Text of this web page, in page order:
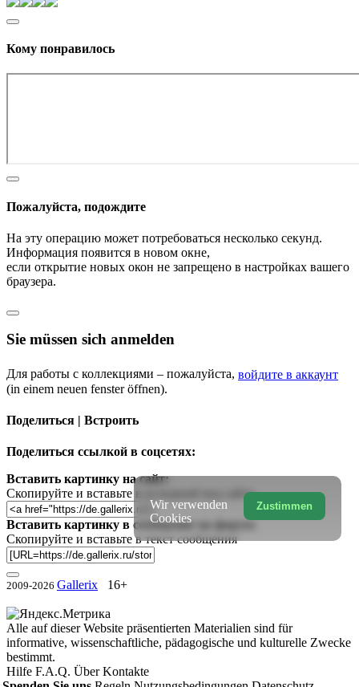
Кому понравилось
Пожалуйста, подождите
На эту операцию может потребоваться несколько секунд.
Информация появится в новом окне,
если открытие новых окон не запрещено в настройках вашего
браузера.
Sie müssen sich anmelden
Для работы с коллекциями – пожалуйста, войдите в аккаунт
(in einem neuen fenster öffnen).
Поделиться | Встроить
Поделиться ссылкой в соцсетях:
Вставить картинку на сайт:
Скопируйте и вставьте в исходный код сайта
Вставить картинку в сообщение на форум:
Скопируйте и вставьте в текст сообщения
2009-2026 Gallerix 16+
Alle auf dieser Website präsentierten Materialien sind für
informative, wissenschaftliche, pädagogische und kulturelle Zwecke
bestimmt.
Hilfe F.A.Q. ÜberKontakte
Zustimmen
Wir verwenden
Cookies